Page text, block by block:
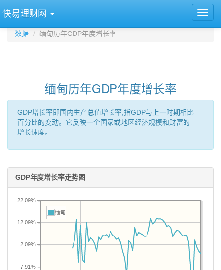
快易理财网
数据 缅甸历年GDP年度增长率
缅甸历年GDP年度增长率
GDP增长率即国内生产总值增长率,指GDP与上一时期相比
百分比的变动。它反映一个国家或地区经济规模和财富的
增长速度。
GDP年度增长率走势图
-7.91%
2.09%
12.09%
22.09%
缅甸